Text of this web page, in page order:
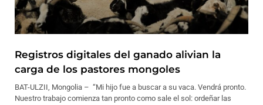
Registros digitales del ganado alivian la
carga de los pastores mongoles
BAT-ULZII, Mongolia – “Mi hijo fue a buscar a su vaca. Vendrá pronto.
Nuestro trabajo comienza tan pronto como sale el sol: ordeñar las